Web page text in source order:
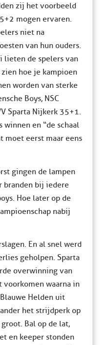
zij het voorbeeld
mogen ervaren.
niet na
van hun ouders.
lieten de spelers van
hoe je kampioen
worden van sterke
Boys, NSC
Sparta Nijkerk 35+1.
en “de schaal
moet eerst maar eens
gingen de lampen
branden bij iedere
Hoe later op de
nabij
En al snel werd
geholpen. Sparta
overwinning van
voorkomen waarna in
Helden uit
het strijdperk op
Bal op de lat,
en keeper stonden